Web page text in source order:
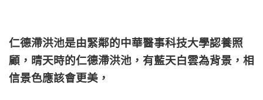
仁德滯洪池是由緊鄰的中華醫事科技大學認養照
顧，晴天時的仁德滯洪池，有藍天白雲為背景，相
信景色應該會更美，